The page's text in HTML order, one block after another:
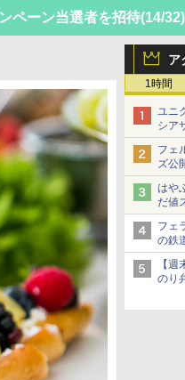
ペーン当選者を招待(14/32)
ア
1時間
ユニ
シア
ショ
フェ
ズ公
か、
はや
だ値
ねっ
フェ
の鉄
特急
【
のり